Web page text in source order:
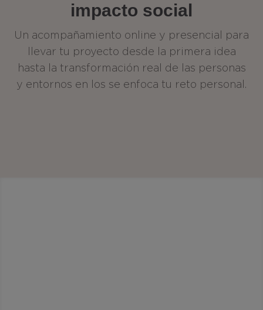
impacto social
Un acompañamiento online y presencial para
llevar tu proyecto desde la primera idea
hasta la transformación real de las personas
y entornos en los se enfoca tu reto personal.